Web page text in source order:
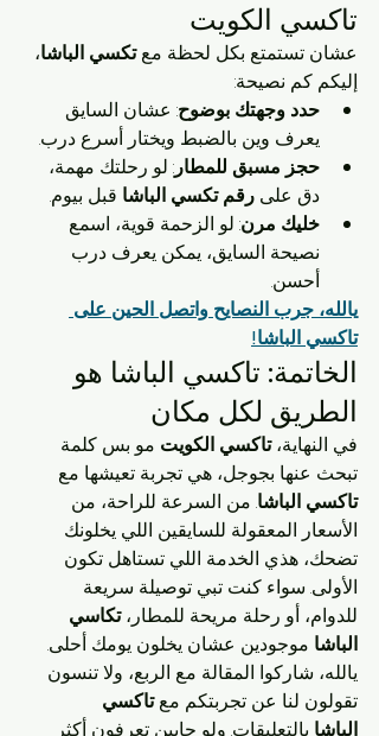
تاكسي الكويت
عشان تستمتع بكل لحظة مع تكسي الباشا،
إليكم كم نصيحة:
حدد وجهتك بوضوح: عشان السايق
يعرف وين بالضبط ويختار أسرع درب.
حجز مسبق للمطار: لو رحلتك مهمة،
دق على رقم تكسي الباشا قبل بيوم.
خليك مرن: لو الزحمة قوية، اسمع
نصيحة السايق، يمكن يعرف درب
أحسن.
يالله، جرب النصايح واتصل الحين على
تاكسي الباشا!
الخاتمة: تاكسي الباشا هو
الطريق لكل مكان
في النهاية، تاكسي الكويت مو بس كلمة
تبحث عنها بجوجل، هي تجربة تعيشها مع
تاكسي الباشا. من السرعة للراحة، من
الأسعار المعقولة للسايقين اللي يخلونك
تضحك، هذي الخدمة اللي تستاهل تكون
الأولى. سواء كنت تبي توصيلة سريعة
للدوام، أو رحلة مريحة للمطار، تكاسي
الباشا موجودين عشان يخلون يومك أحلى.
يالله، شاركوا المقالة مع الربع، ولا تنسون
تقولون لنا عن تجربتكم مع تاكسي
الباشا بالتعليقات. ولو حابين تعرفون أكثر